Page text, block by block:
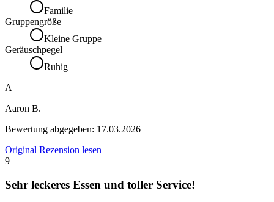
Familie
Gruppengröße
Kleine Gruppe
Geräuschpegel
Ruhig
A
Aaron B.
Bewertung abgegeben: 17.03.2026
Original Rezension lesen
9
Sehr leckeres Essen und toller Service!